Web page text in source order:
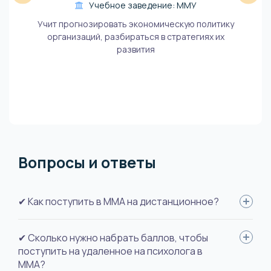
Учебное заведение: ММУ
Учит прогнозировать экономическую политику
организаций, разбираться в стратегиях их
развития
Вопросы и ответы
✔ Как поступить в ММА на дистанционное?
Оставьте заявку на сайте: укажите ФИО, вуз, специальность.
Прикрепите скан удостоверения личности, документ об
образовании с выпиской оценок, документ о смене фамилии
✔ Сколько нужно набрать баллов, чтобы
поступить на удаленное на психолога в
ММА?